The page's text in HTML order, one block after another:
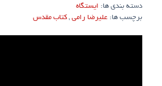
دسته بندی ها: ایستگاه
برچسب ها: علیرضا رامی , کتاب مقدس